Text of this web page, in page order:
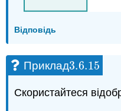
Відповідь
Приклад3.6.15
3.6.15
Скористайтеся